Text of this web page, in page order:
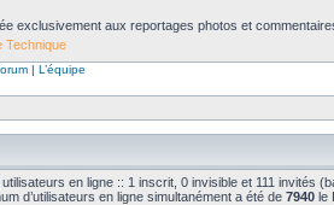
exclusivement aux reportages photos et
Technique
| L’équipe
utilisateurs en ligne :: 1 inscrit, 0 invisible et 111 invités
d’utilisateurs en ligne simultanément a été de 7940 le